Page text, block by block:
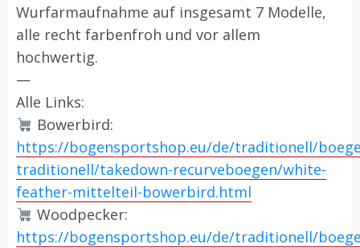
Wurfarmaufnahme auf insgesamt 7 Modelle,
alle recht farbenfroh und vor allem
hochwertig.
—
Alle Links:
Bowerbird:
https://bogensportshop.eu/de/traditionell/
traditionell/takedown-recurveboegen/white-
feather-mittelteil-bowerbird.html
Woodpecker:
https://bogensportshop.eu/de/traditionell/